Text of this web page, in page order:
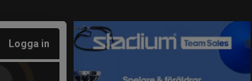
Logga in